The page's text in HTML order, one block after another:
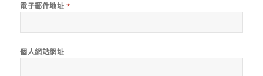
電子郵件地址 *
個人網站網址